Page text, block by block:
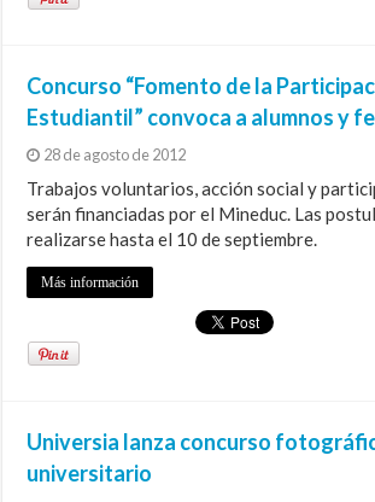
Concurso “Fomento de la
Estudiantil” convoca a alumnos y
28 de agosto de 2012
Trabajos voluntarios, acción social y
serán financiadas por el Mineduc. Las
realizarse hasta el 10 de septiembre.
Más información
Universia lanza concurso
universitario